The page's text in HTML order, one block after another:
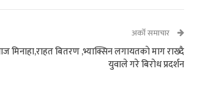
अर्को समाचार
मिनाहा,राहत बितरण ,भ्याक्सिन लगायतकाे माग राख्दै
युवाले गरे बिराेध प्रदर्शन